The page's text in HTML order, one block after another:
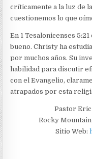
críticamente a la luz de
cuestionemos lo que
En 1 Tesalonicenses
bueno. Christy ha
por muchos años. Su
habilidad para discutir
con el Evangelio,
atrapados por esta
Pastor
Rocky
Sitio Web: